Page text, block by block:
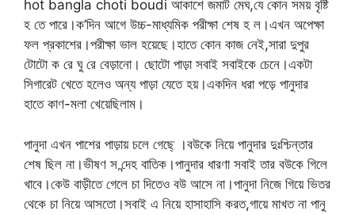
hot bangla choti boudi আকাশে জমাট মেঘ,যে কোন সময় বৃষ্টি
হ তে পারে।ক’দিন আগে উচ্চ-মাধ্যমিক পরীক্ষা শেষ হ ল।এখন অপেক্ষা
ফল প্রকাশের।পরীক্ষা ভাল হয়েছে।হাতে কোন কাজ নেই,সারা দুপুর
টোটো ক রে ঘু রে বেড়ানো। ছোটো পাড়া সবাই সবাইকে চেনে।একটা
সিগারেট খেতে হলেও অন্য পাড়া যেতে হয়।একদিন ধরা পড়ে পানুদার
হাতে কাণ-মলা খেয়েছিলাম।
পানুদা এখন পাশের পাড়ায় চলে গেছে্ ।বউকে নিয়ে পানুদার দুঃশ্চিন্তার
শেষ ছিল না।ভীষণ স ন্দেহ বাতিক।পানুদার ধারণা সবাই তার বউকে গিলে
খাবে।কেউ বাড়ীতে গেলে চা দিতেও বউ আসে না।পানুদা নিজে গিয়ে ভিতর
থেকে চা নিয়ে আসতো।সবাই এ নিয়ে হাসাহাসি করত,গায়ে মাখত না পানু